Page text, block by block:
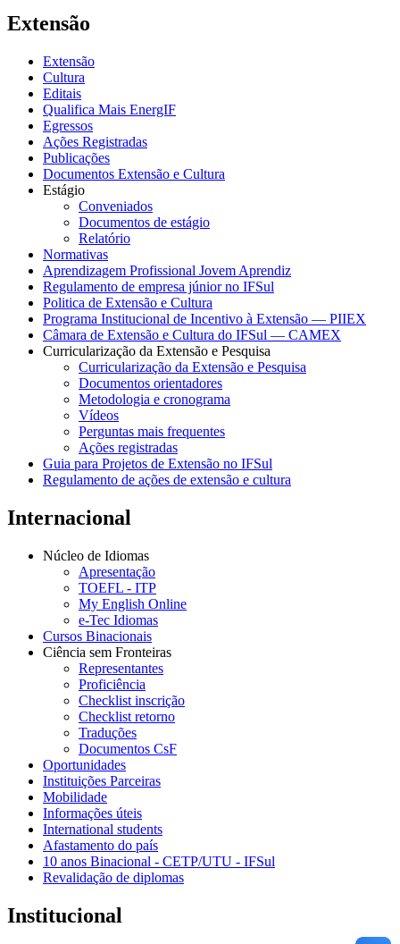
Extensão
Extensão
Cultura
Editais
Qualifica Mais EnergIF
Egressos
Ações Registradas
Publicações
Documentos Extensão e Cultura
Estágio
Conveniados
Documentos de estágio
Relatório
Normativas
Aprendizagem Profissional Jovem Aprendiz
Regulamento de empresa júnior no IFSul
Politica de Extensão e Cultura
Programa Institucional de Incentivo à Extensão — PIIEX
Câmara de Extensão e Cultura do IFSul — CAMEX
Curricularização da Extensão e Pesquisa
Curricularização da Extensão e Pesquisa
Documentos orientadores
Metodologia e cronograma
Vídeos
Perguntas mais frequentes
Ações registradas
Guia para Projetos de Extensão no IFSul
Regulamento de ações de extensão e cultura
Internacional
Núcleo de Idiomas
Apresentação
TOEFL - ITP
My English Online
e-Tec Idiomas
Cursos Binacionais
Ciência sem Fronteiras
Representantes
Proficiência
Checklist inscrição
Checklist retorno
Traduções
Documentos CsF
Oportunidades
Instituições Parceiras
Mobilidade
Informações úteis
International students
Afastamento do país
10 anos Binacional - CETP/UTU - IFSul
Revalidação de diplomas
Institucional